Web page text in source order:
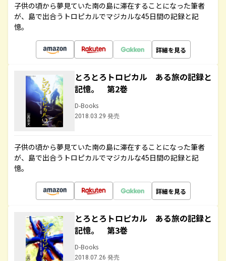
子供の頃から夢見ていた南の島に滞在することになった筆者
が、島で出合うトロピカルでマジカルな45日間の記録と記
憶。
詳細を見る
とろとろトロピカル ある旅の記録と
記憶。 第2巻
D-Books
2018.03.29 発売
子供の頃から夢見ていた南の島に滞在することになった筆者
が、島で出合うトロピカルでマジカルな45日間の記録と記
憶。
詳細を見る
とろとろトロピカル ある旅の記録と
記憶。 第3巻
D-Books
2018.07.26 発売